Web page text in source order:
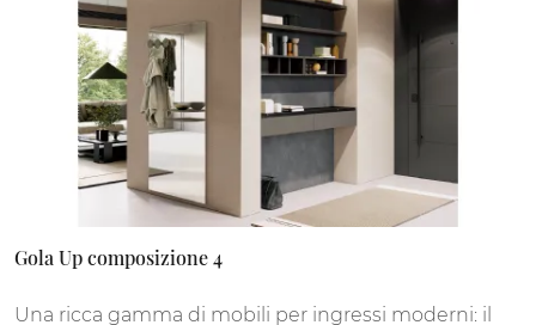
Gola Up composizione 4
Una ricca gamma di mobili per ingressi moderni: il